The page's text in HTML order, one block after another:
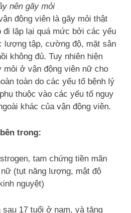
nên gãy mỏi
động viên là gãy mỏi thật
lặp lại quá mức bởi các yếu
lượng tập, cường độ, mặt sân
không đủ. Tuy nhiên hiện
ở vận động viên nữ cho
toàn do các yếu tố bệnh lý
thuộc vào các yếu tố nguy
khác của vận động viên.
trong:
tam chứng tiền mãn
(tụt năng lượng, mật độ
nguyệt)
sau 17 tuổi ở nam, và tăng